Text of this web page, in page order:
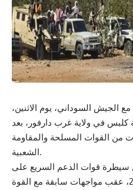
الجيش السوداني، يوم الاثنين،
كلبس في ولاية غرب دارفور، بعد
من القوات المسلحة والمقاومة
الشعبية.
سيطرة قوات الدعم السريع على
المدينة في أكتوبر 2024، عقب مواجهات سابقة مع القوة